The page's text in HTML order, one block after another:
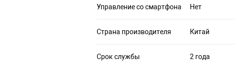
Управление со смартфона Нет
Страна производителя Китай
Срок службы 2 года